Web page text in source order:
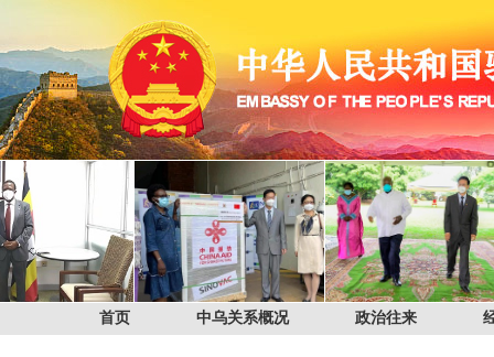
首页 中乌关系概况 政治往来